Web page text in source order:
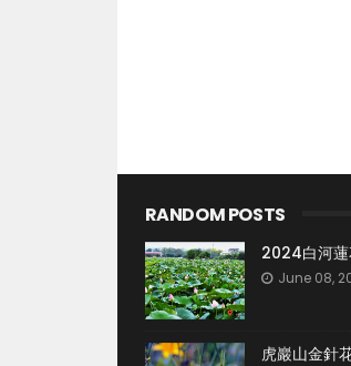
RANDOM POSTS
2024白河蓮
June 08,
虎巖山金針